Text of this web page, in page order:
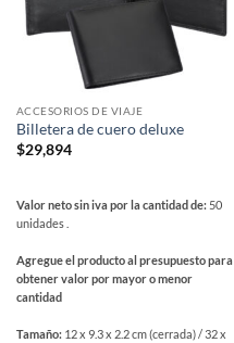
ACCESORIOS DE VIAJE
Billetera de cuero deluxe
$29,894
Valor neto sin iva por la cantidad de: 50
unidades .
Agregue el producto al presupuesto para
obtener valor por mayor o menor
cantidad
Tamaño: 12 x 9.3 x 2.2 cm (cerrada) / 32 x